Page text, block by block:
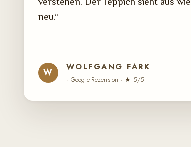
neu.“
W WOLFGANG FARK
· Google-Rezension · ★ 5/5